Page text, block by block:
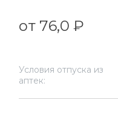
от 76,0 ₽
Условия отпуска из
аптек: